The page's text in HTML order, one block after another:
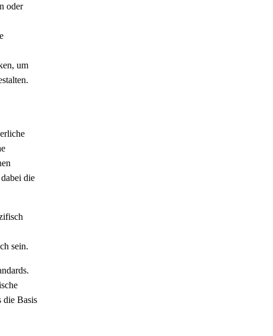
oder
um
die
sein.
die Basis